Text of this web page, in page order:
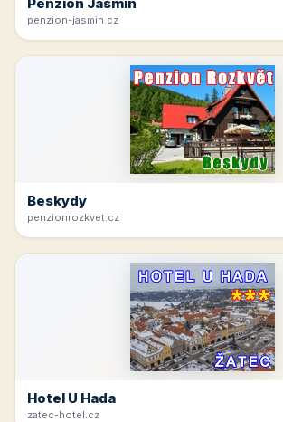
penzion-jasmin.cz
Beskydy
penzionrozkvet.cz
Hotel U Hada
zatec-hotel.cz